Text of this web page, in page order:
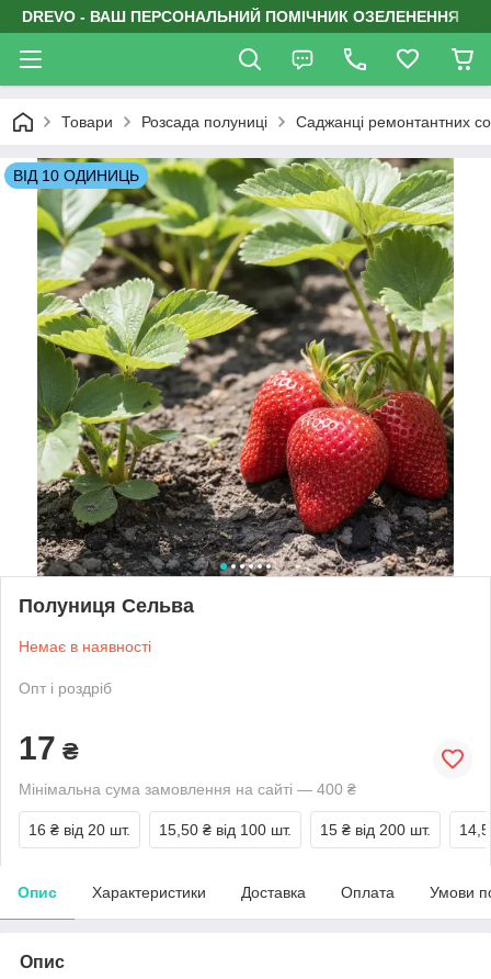
DREVO - ВАШ ПЕРСОНАЛЬНИЙ ПОМІЧНИК ОЗЕЛЕНЕННЯ
Товари Розсада полуниці Саджанці ремонтантних
ВІД 10 ОДИНИЦЬ
Полуниця Сельва
Немає в наявності
Опт і роздріб
17 ₴
Мінімальна сума замовлення на сайті — 400 ₴
16 ₴ від 20 шт. 15,50 ₴ від 100 шт. 15 ₴ від 200 шт.
Опис Характеристики Доставка Оплата Умови
Опис